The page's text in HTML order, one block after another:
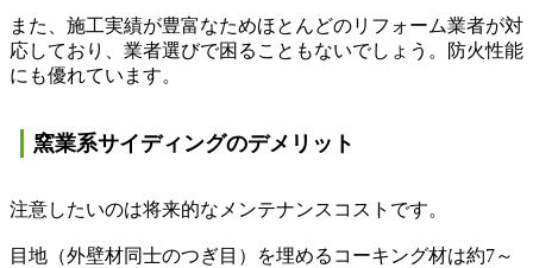
また、施工実績が豊富なためほとんどのリフォーム業者が対
応しており、業者選びで困ることもないでしょう。防火性能
にも優れています。
窯業系サイディングのデメリット
注意したいのは将来的なメンテナンスコストです。
目地（外壁材同士のつぎ目）を埋めるコーキング材は約7～